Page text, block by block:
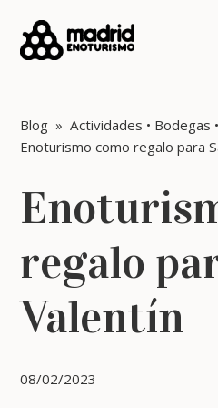
Blog »Actividades • Bodegas •
Enoturismo como regalo para
regalo
Valentín
08/02/2023